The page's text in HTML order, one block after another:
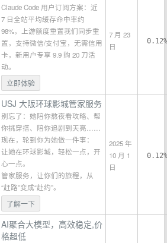
Claude Code 用户订阅方案：近
7 日全站平均缓存命中率约
98%，上游额度重置我们同步重
置，支持微信/支付宝，无需信用
卡，新用户专享 9.9 购 20 刀活
动。
立即体验
7 月 23
日
0.12%
USJ 大阪环球影城管家服务
别忘了：她陪你熬夜看攻略、帮
你挑穿搭、陪你追剧到天亮……
现在，轮到你为她做一件事：
让她在环球影城，轻松一点，开
心一点。
管家服务，让你们的旅程，从
“赶路”变成“赴约”。
了解一下
2025 年
10 月 1
日
0.12%
AI聚合大模型，高效稳定,价
格超低